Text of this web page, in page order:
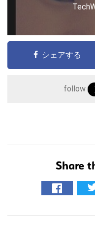
シェアする
follow
Share